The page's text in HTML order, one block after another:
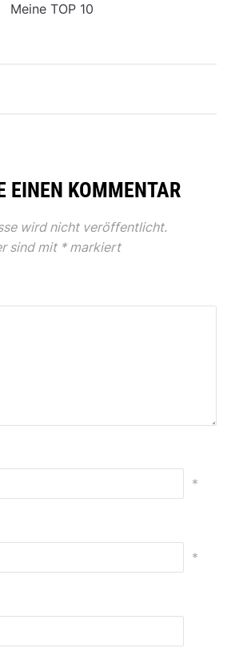
Meine TOP 10
EINEN KOMMENTAR
wird nicht veröffentlicht.
sind mit *markiert
*
*